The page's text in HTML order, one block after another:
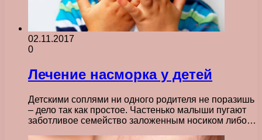
02.11.2017
0
Лечение насморка у детей
Детскими соплями ни одного родителя не поразишь
– дело так как простое. Частенько малыши пугают
заботливое семейство заложенным носиком либо…